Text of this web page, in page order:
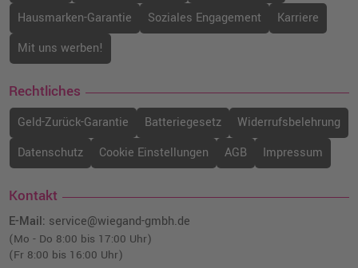
275,98 €
inkl. MwSt.
shopping_cart
o. MwSt.205,87 €
244,99 €
inkl. MwSt.zzgl. Versand
shopping_cart
Xerox 106R03517 XL-Toner · Gelb
231,99 €
inkl. MwSt. zzgl. Versand
shopping_cart
Kompatibler Toner ersetzt Xerox
Hausmarken-Garantie
Soziales Engagement
Karriere
Mit uns werben!
Rechtliches
Geld-Zurück-Garantie Batteriegesetz
Widerrufsbelehrung
Datenschutz
Cookie Einstellungen AGB Impressum
Kontakt
E-Mail: service@wiegand-gmbh.de
(Mo - Do 8:00 bis 17:00 Uhr)
(Fr 8:00 bis 16:00 Uhr)